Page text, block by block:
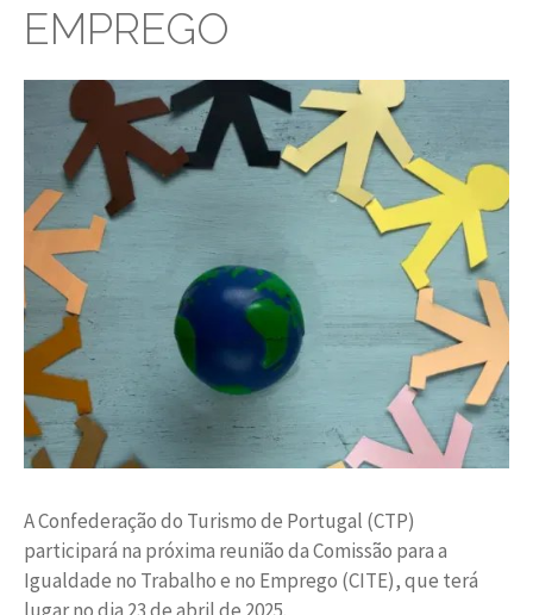
EMPREGO
A Confederação do Turismo de Portugal (CTP)
participará na próxima reunião da Comissão para a
Igualdade no Trabalho e no Emprego (CITE), que terá